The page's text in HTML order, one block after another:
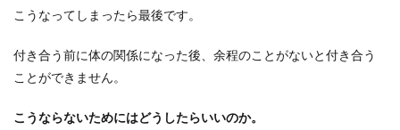
こうなってしまったら最後です。
付き合う前に体の関係になった後、余程のことがないと付き合う
ことができません。
こうならないためにはどうしたらいいのか。